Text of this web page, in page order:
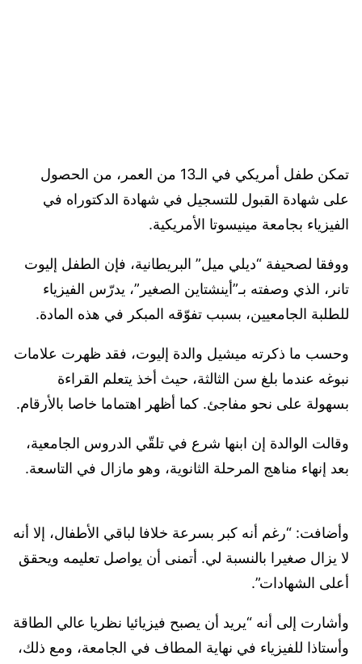
تمكن طفل أمريكي في الـ13 من العمر، من الحصول
على شهادة القبول للتسجيل في شهادة الدكتوراه في
الفيزياء بجامعة مينيسوتا الأمريكية.
ووفقا لصحيفة “ديلي ميل” البريطانية، فإن الطفل إليوت
تانر، الذي وصفته بـ”أينشتاين الصغير”، يدرّس الفيزياء
للطلبة الجامعيين، بسبب تفوّقه المبكر في هذه المادة.
وحسب ما ذكرته ميشيل والدة إليوت، فقد ظهرت علامات
نبوغه عندما بلغ سن الثالثة، حيث أخذ يتعلم القراءة
بسهولة على نحو مفاجئ. كما أظهر اهتماما خاصا بالأرقام.
وقالت الوالدة إن ابنها شرع في تلقّي الدروس الجامعية،
بعد إنهاء مناهج المرحلة الثانوية، وهو مازال في التاسعة.
وأضافت: “رغم أنه كبر بسرعة خلافا لباقي الأطفال، إلا أنه
لا يزال صغيرا بالنسبة لي. أتمنى أن يواصل تعليمه ويحقق
أعلى الشهادات”.
وأشارت إلى أنه “يريد أن يصبح فيزيائيا نظريا عالي الطاقة
وأستاذا للفيزياء في نهاية المطاف في الجامعة، ومع ذلك،